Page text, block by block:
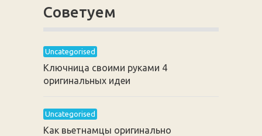
Советуем
Uncategorised
Ключница своими руками 4
оригинальных идеи
Uncategorised
Как вьетнамцы оригинально